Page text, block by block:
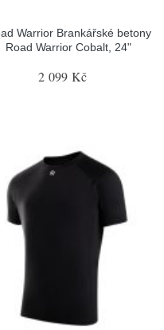
Warrior Brankářské betony
Road Warrior Cobalt, 24"
2 099 Kč